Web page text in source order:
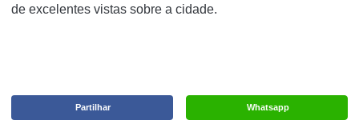
de excelentes vistas sobre a cidade.
Whatsapp
Partilhar